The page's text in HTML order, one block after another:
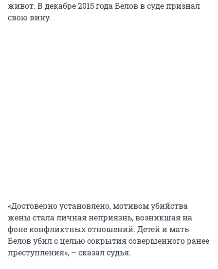
живот. В декабре 2015 года Белов в суде признал
свою вину.
«Достоверно установлено, мотивом убийства
жены стала личная неприязнь, возникшая на
фоне конфликтных отношений. Детей и мать
Белов убил с целью сокрытия совершенного ранее
преступления», – сказал судья.